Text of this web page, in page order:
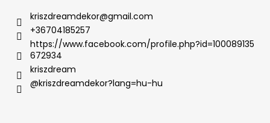
kriszdreamdekor@gmail.com
+36704185257
https://www.facebook.com/profile.php?id=100089135
672934
kriszdream
@kriszdreamdekor?lang=hu-hu